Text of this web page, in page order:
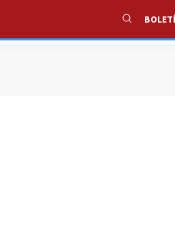
Show